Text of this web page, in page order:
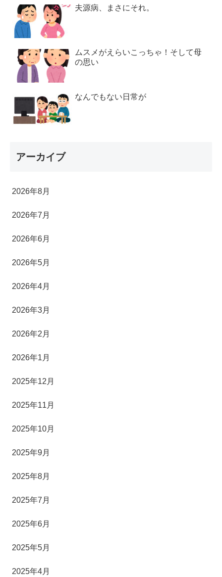
夫源病、まさにそれ。
ムスメがえらいこっちゃ！そして母
の思い
なんでもない日常が
アーカイブ
2026年8月
2026年7月
2026年6月
2026年5月
2026年4月
2026年3月
2026年2月
2026年1月
2025年12月
2025年11月
2025年10月
2025年9月
2025年8月
2025年7月
2025年6月
2025年5月
2025年4月